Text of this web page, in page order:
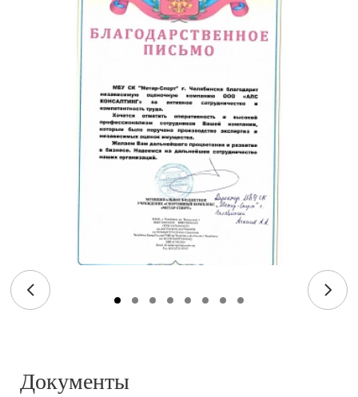
Документы